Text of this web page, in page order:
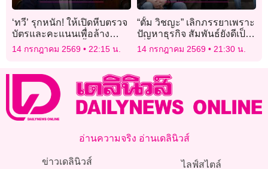
‘ทวี’ รุกหนัก! ให้เปิดหีบตรวจ
บัตรและคะแนนเพื่อล้าง
คราบการทุจริต ‘ฮั้ว สว.’
14 กรกฎาคม 2569 22:15 น.
“ตั้ม วิชญะ” เลิกภรรยาเพราะ
ปัญหาธุรกิจ สัมพันธ์ยังดีเป็น
เพื่อนร่วมงานกัน
14 กรกฎาคม 2569 21:30 น.
อ่านความจริง อ่านเดลินิวส์
ข่าวเดลินิวส์ ไลฟ์สไตล์